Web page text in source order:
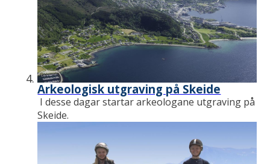
Arkeologisk utgraving på Skeide
I desse dagar startar arkeologane utgraving på
Skeide.